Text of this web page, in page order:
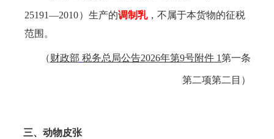
25191—2010）生产的调制乳，不属于本货物的征税
范围。
（财政部 税务总局公告2026年第9号附件 1第一条
第二项第二目 ）
三、动物皮张